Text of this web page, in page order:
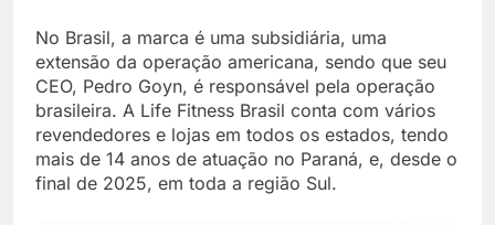
No Brasil, a marca é uma subsidiária, uma
extensão da operação americana, sendo que seu
CEO, Pedro Goyn, é responsável pela operação
brasileira. A Life Fitness Brasil conta com vários
revendedores e lojas em todos os estados, tendo
mais de 14 anos de atuação no Paraná, e, desde o
final de 2025, em toda a região Sul.